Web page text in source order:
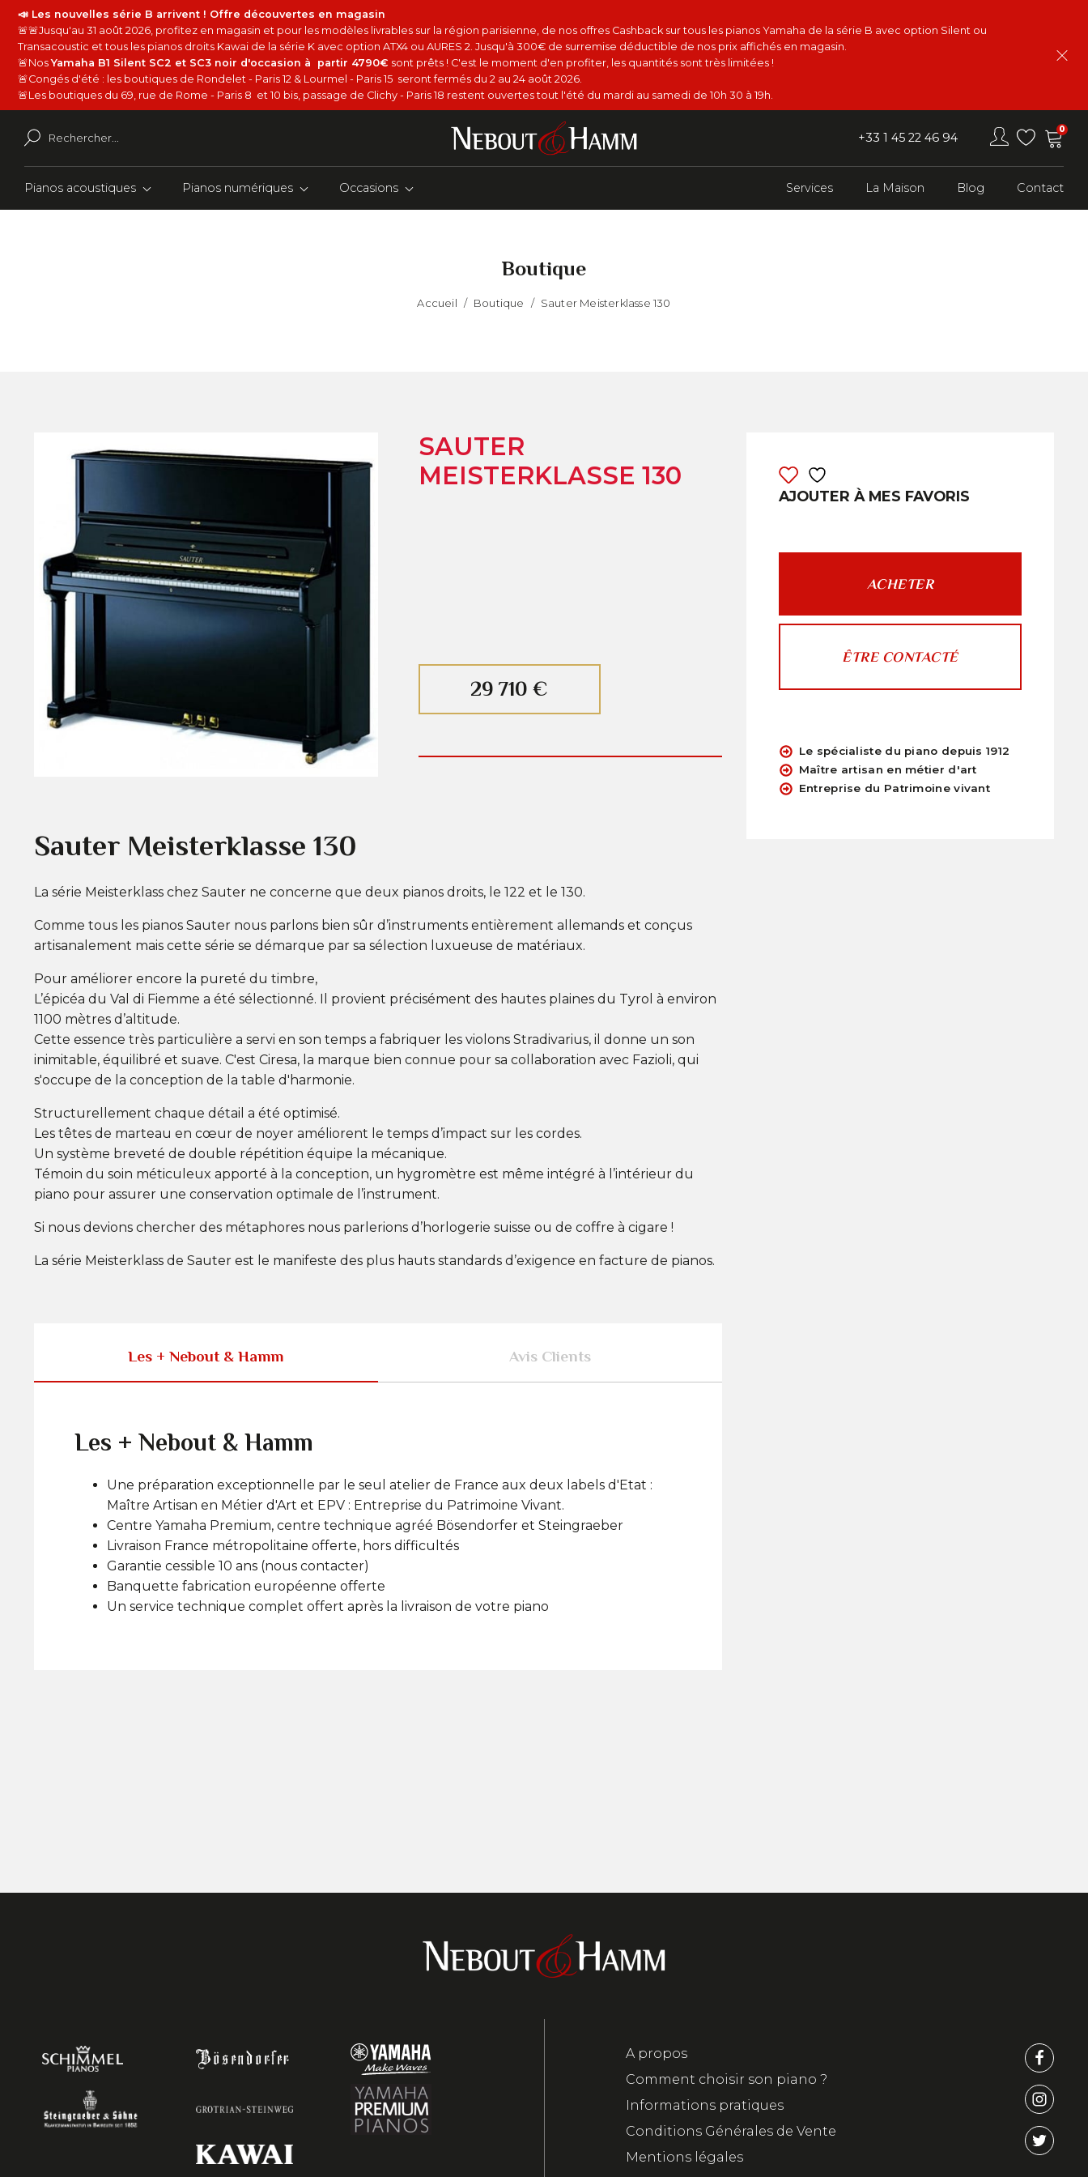
📣 Les nouvelles série B arrivent ! Offre découvertes en magasin
🚨🚨Jusqu'au 31 août 2026, profitez en magasin et pour les modèles livrables sur la région parisienne, de nos offres Cashback sur tous les pianos Yamaha de la série B avec option Silent ou
Transacoustic et tous les pianos droits Kawai de la série K avec option ATX4 ou AURES 2. Jusqu'à 300€ de surremise déductible de nos prix affichés en magasin.
🚨NosYamaha B1 Silent SC2 et SC3 noir d'occasion à partir 4790€ sont prêts ! C'est le moment d'en profiter, les quantités sont très limitées !
🚨Congés d'été : les boutiques de Rondelet - Paris 12 & Lourmel - Paris 15 seront fermés du 2 au 24 août 2026.
🚨Les boutiques du 69, rue de Rome - Paris 8 et 10 bis, passage de Clichy - Paris 18 restent ouvertes tout l'été du mardi au samedi de 10h 30 à 19h.
+33 1 45 22 46 94
0
Pianos acoustiques Pianos numériques Occasions Services La Maison Blog Contact
Boutique
Accueil / Boutique / Sauter Meisterklasse 130
SAUTER
MEISTERKLASSE 130
29 710 €
Sauter Meisterklasse 130
La série Meisterklass chez Sauter ne concerne que deux pianos droits, le 122 et le 130.
Comme tous les pianos Sauter nous parlons bien sûr d’instruments entièrement allemands et conçus
artisanalement mais cette série se démarque par sa sélection luxueuse de matériaux.
Pour améliorer encore la pureté du timbre,
L’épicéa du Val di Fiemme a été sélectionné. Il provient précisément des hautes plaines du Tyrol à environ
1100 mètres d’altitude.
Cette essence très particulière a servi en son temps a fabriquer les violons Stradivarius, il donne un son
inimitable, équilibré et suave. C'est Ciresa, la marque bien connue pour sa collaboration avec Fazioli, qui
s'occupe de la conception de la table d'harmonie.
Structurellement chaque détail a été optimisé.
Les têtes de marteau en cœur de noyer améliorent le temps d’impact sur les cordes.
Un système breveté de double répétition équipe la mécanique.
Témoin du soin méticuleux apporté à la conception, un hygromètre est même intégré à l’intérieur du
piano pour assurer une conservation optimale de l’instrument.
Si nous devions chercher des métaphores nous parlerions d’horlogerie suisse ou de coffre à cigare !
La série Meisterklass de Sauter est le manifeste des plus hauts standards d’exigence en facture de pianos.
Les + Nebout & Hamm
Les + Nebout & Hamm
Une préparation exceptionnelle par le seul atelier de France aux deux labels d'Etat :
Maître Artisan en Métier d'Art et EPV : Entreprise du Patrimoine Vivant.
Centre Yamaha Premium, centre technique agréé Bösendorfer et Steingraeber
Livraison France métropolitaine offerte, hors difficultés
Garantie cessible 10 ans (nous contacter)
Banquette fabrication européenne offerte
Un service technique complet offert après la livraison de votre piano
Avis Clients
AJOUTER À MES FAVORIS
ACHETER
ÊTRE CONTACTÉ
Le spécialiste du piano depuis 1912
Maître artisan en métier d'art
Entreprise du Patrimoine vivant
A propos
Comment choisir son piano ?
Informations pratiques
Conditions Générales de Vente
Mentions légales